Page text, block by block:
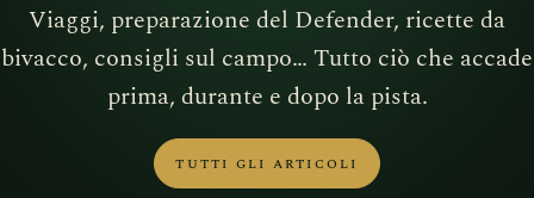
Viaggi, preparazione del Defender, ricette da
bivacco, consigli sul campo… Tutto ciò che accade
prima, durante e dopo la pista.
TUTTI GLI ARTICOLI